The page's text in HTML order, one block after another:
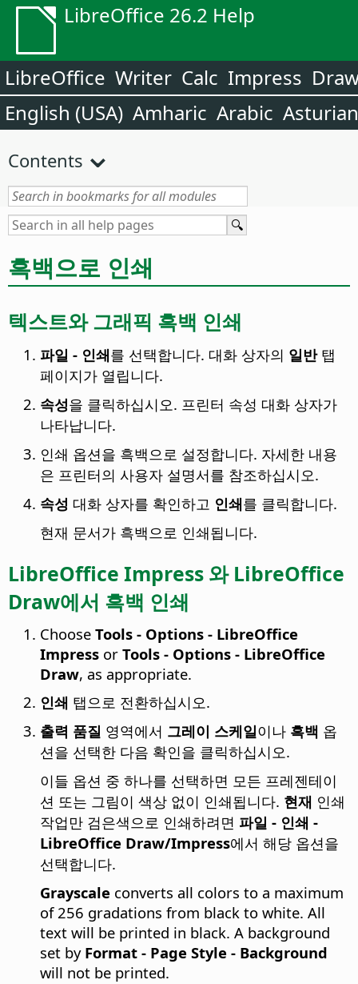
LibreOffice 26.2 Help
LibreOffice Writer Calc Impress
English (USA) Amharic Arabic Asturian
Contents
흑백으로 인쇄
텍스트와 그래픽 흑백 인쇄
파일 - 인쇄를 선택합니다. 대화 상자의 일반탭
페이지가 열립니다.
속성을 클릭하십시오. 프린터 속성 대화 상자가
나타납니다.
인쇄 옵션을 흑백으로 설정합니다. 자세한 내용
은 프린터의 사용자 설명서를 참조하십시오.
속성 대화 상자를 확인하고 인쇄를 클릭합니다.
현재 문서가 흑백으로 인쇄됩니다.
LibreOffice Impress 와 LibreOffice
Draw에서 흑백 인쇄
Choose Tools - Options - LibreOffice
Impress or Tools - Options - LibreOffice
Draw, as appropriate.
인쇄 탭으로 전환하십시오.
출력 품질 영역에서 그레이 스케일이나 흑백 옵
션을 선택한 다음 확인을 클릭하십시오.
이들 옵션 중 하나를 선택하면 모든 프레젠테이
션 또는 그림이 색상 없이 인쇄됩니다. 현재 인쇄
작업만 검은색으로 인쇄하려면 파일 - 인쇄 -
LibreOffice Draw/Impress에서 해당 옵션을
선택합니다.
Grayscale converts all colors to a maximum
of 256 gradations from black to white. All
text will be printed in black. A background
set by Format - Page Style - Background
will not be printed.